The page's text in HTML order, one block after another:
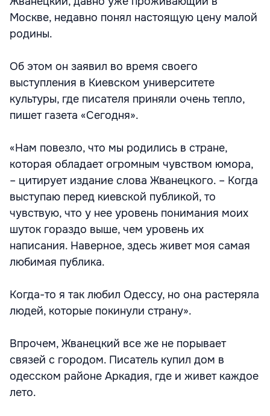
Москве, недавно понял настоящую цену малой
родины.
Об этом он заявил во время своего
выступления в Киевском университете
культуры, где писателя приняли очень тепло,
пишет газета «Сегодня».
«Нам повезло, что мы родились в стране,
которая обладает огромным чувством юмора,
– цитирует издание слова Жванецкого. – Когда
выступаю перед киевской публикой, то
чувствую, что у нее уровень понимания моих
шуток гораздо выше, чем уровень их
написания. Наверное, здесь живет моя самая
любимая публика.
Когда-то я так любил Одессу, но она растеряла
людей, которые покинули страну».
Впрочем, Жванецкий все же не порывает
связей с городом. Писатель купил дом в
одесском районе Аркадия, где и живет каждое
лето.